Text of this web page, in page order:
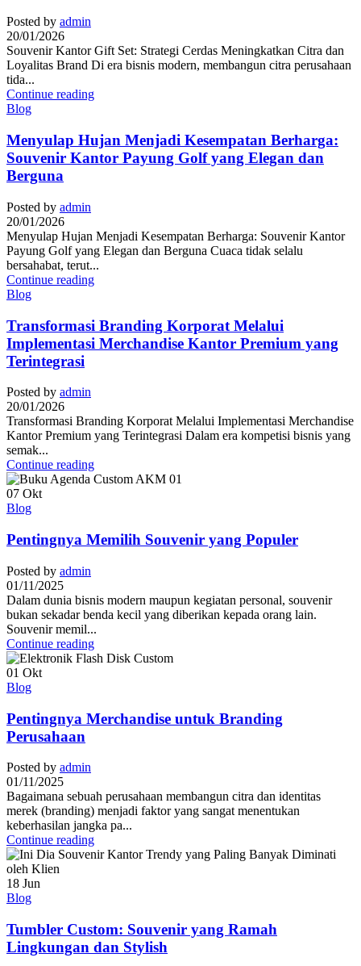
Posted by admin
20/01/2026
Souvenir Kantor Gift Set: Strategi Cerdas Meningkatkan Citra dan
Loyalitas Brand Di era bisnis modern, membangun citra perusahaan
tida...
Continue reading
Blog
Menyulap Hujan Menjadi Kesempatan Berharga:
Souvenir Kantor Payung Golf yang Elegan dan
Berguna
Posted by admin
20/01/2026
Menyulap Hujan Menjadi Kesempatan Berharga: Souvenir Kantor
Payung Golf yang Elegan dan Berguna Cuaca tidak selalu
bersahabat, terut...
Continue reading
Blog
Transformasi Branding Korporat Melalui
Implementasi Merchandise Kantor Premium yang
Terintegrasi
Posted by admin
20/01/2026
Transformasi Branding Korporat Melalui Implementasi Merchandise
Kantor Premium yang Terintegrasi Dalam era kompetisi bisnis yang
semak...
Continue reading
07 Okt
Blog
Pentingnya Memilih Souvenir yang Populer
Posted by admin
01/11/2025
Dalam dunia bisnis modern maupun kegiatan personal, souvenir
bukan sekadar benda kecil yang diberikan kepada orang lain.
Souvenir memil...
Continue reading
01 Okt
Blog
Pentingnya Merchandise untuk Branding
Perusahaan
Posted by admin
01/11/2025
Bagaimana sebuah perusahaan membangun citra dan identitas
merek (branding) menjadi faktor yang sangat menentukan
keberhasilan jangka pa...
Continue reading
18 Jun
Blog
Tumbler Custom: Souvenir yang Ramah
Lingkungan dan Stylish